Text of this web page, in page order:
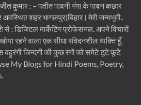
कुमार : – पतीत पावनी गंगा के पावन कछार
अवस्थित शहर भागलपुर(बिहार ) मेरी जन्मभूमी..
से : डिजिटल मार्केटिंग प्रोफेसनल. अपने विचारों
रहने वाला एक सीधा संवेदनशील व्यक्ति हूँ.
बहुरंगी जिन्दगी की कुछ रंगों को समेटे टूटे फूटे
My Blogs for Hindi Poems, Poetry,